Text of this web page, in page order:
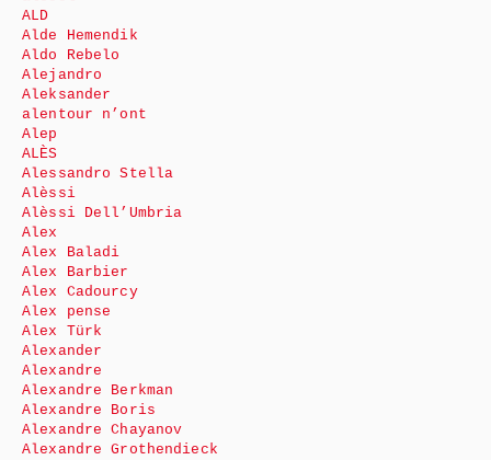
ALD
Alde Hemendik
Aldo Rebelo
Alejandro
Aleksander
alentour n’ont
Alep
ALÈS
Alessandro Stella
Alèssi
Alèssi Dell’Umbria
Alex
Alex Baladi
Alex Barbier
Alex Cadourcy
Alex pense
Alex Türk
Alexander
Alexandre
Alexandre Berkman
Alexandre Boris
Alexandre Chayanov
Alexandre Grothendieck